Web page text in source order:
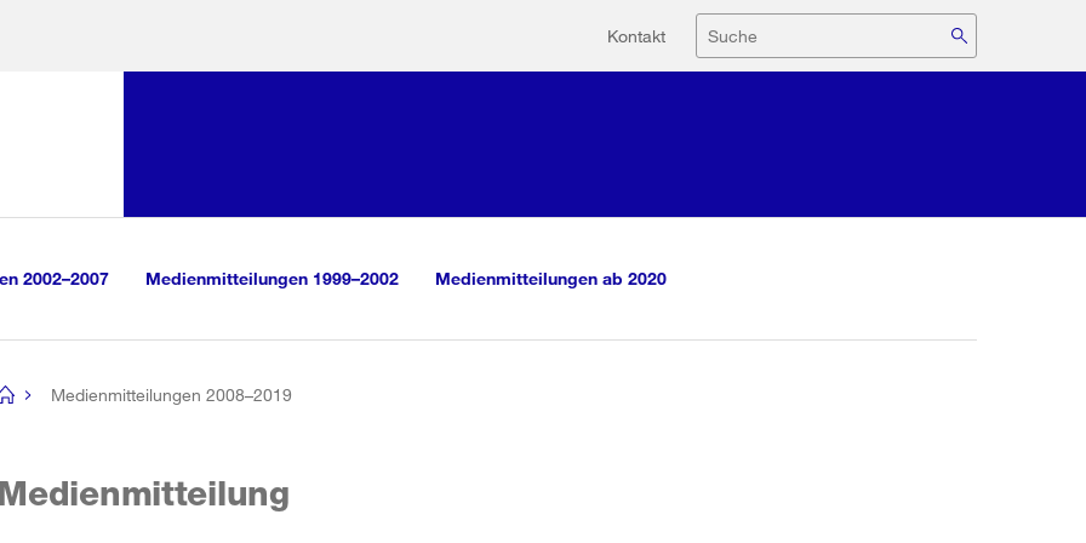
Hilfsnavigation
Kontakt Suche
2002–2007 Medienmitteilungen 1999–2002 Medienmitteilungen ab 2020
Medienmitteilungen 2008–2019